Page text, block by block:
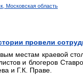
Московская область
провели
местам краевой
и блогеров
и Г.К. Праве.